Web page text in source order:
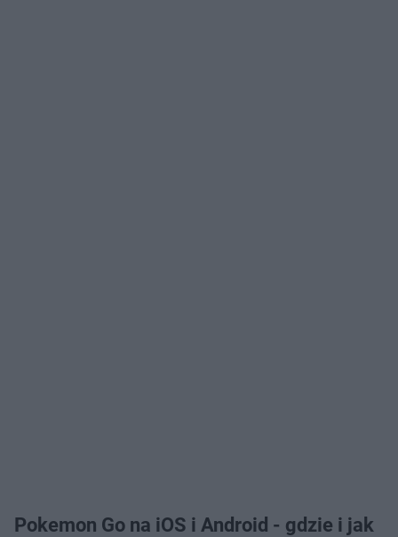
Pokemon Go na iOS i Android - gdzie i jak